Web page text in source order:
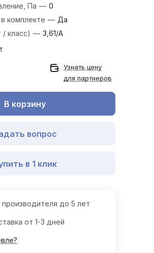
Па — 0
комплекте — Да
/ класс) — 3,61/A
Узнать цену
для партнеров
В корзину
вопрос
в 1 клик
производителя до 5 лет
от 1-3 дней